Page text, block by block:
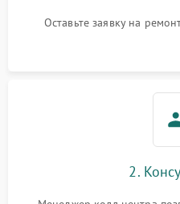
Оставьте заявку на
2.